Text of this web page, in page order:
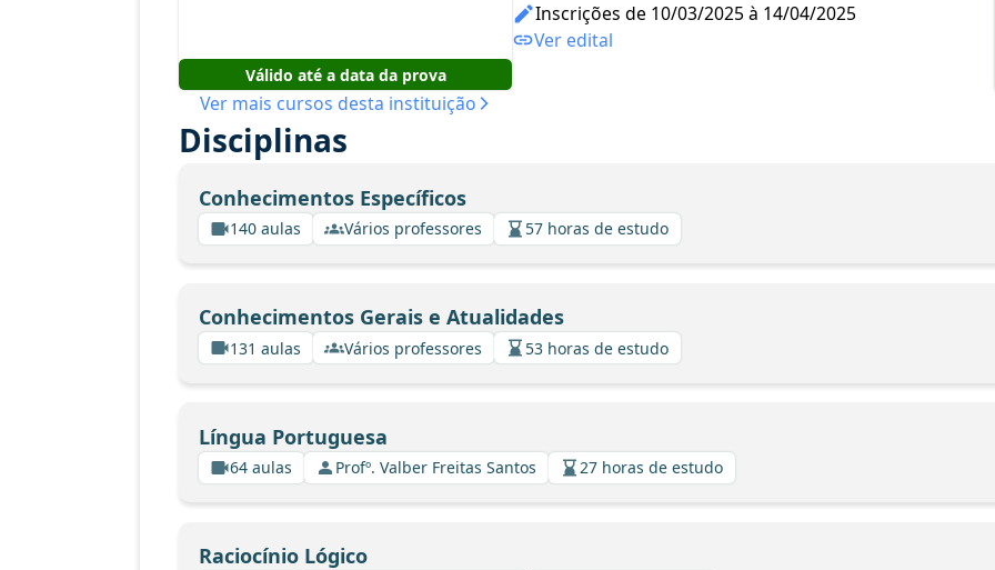
Válido até a data da prova
Ver mais cursos desta instituição
Inscrições de 10/03/2025 à 14/04/2025
Ver edital
Disciplinas
Conhecimentos Específicos
140 aulas Vários professores 57 horas de estudo
Conhecimentos Gerais e Atualidades
131 aulas Vários professores 53 horas de estudo
Língua Portuguesa
64 aulas Profº. Valber Freitas Santos 27 horas de estudo
Raciocínio Lógico